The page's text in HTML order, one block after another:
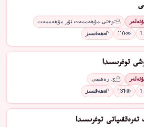
توختى مۇھەممەت نۇر مۇھەممەت
110 ھەقسىز
توغرىسىدا
ج. رەھىمى
131 ھەقسىز
توغرىسىدا